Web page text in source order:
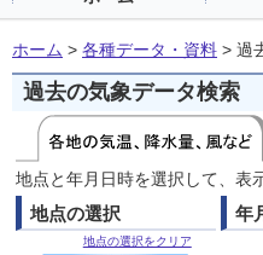
ホーム > 各種データ・資料 > 過
過去の気象データ検索
地点と年月日時を選択して、表
地点の選択
地点の選択をクリア
年